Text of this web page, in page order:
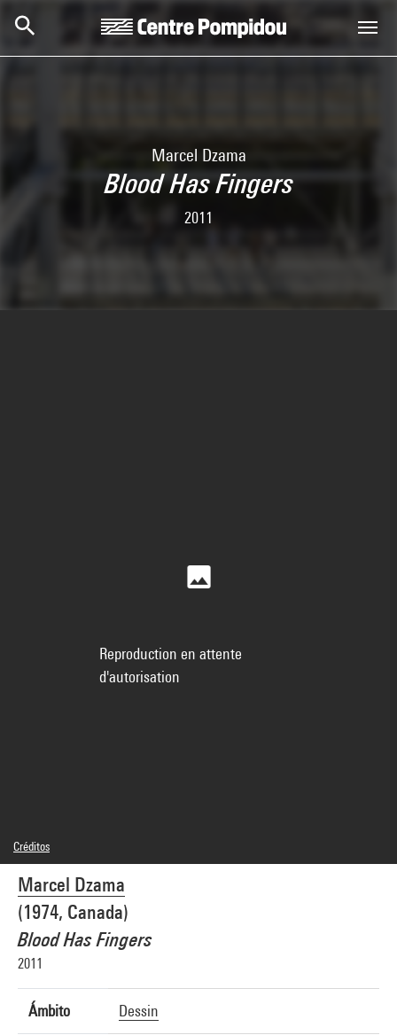
Marcel Dzama
Blood Has Fingers
2011
Marcel Dzama
(1974, Canada)
Blood Has Fingers
2011
Ámbito Dessin
Reproduction en attente
d'autorisation
Créditos
Leyenda : Diptyque, avec à gauche AM 2012-468( 1) et à droite AM 2012-468(2)
© Marcel Dzama
Créditos fotográficos : André Morin/Dist. GrandPalaisRmn
Referencia de la imagen : 4L02194
Difusión de la imagen :GrandPalaisRmnPhoto